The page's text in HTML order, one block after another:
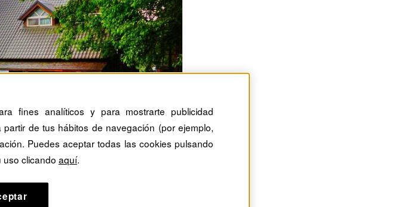
fines analíticos y para mostrarte publicidad
de tus hábitos de navegación (por ejemplo,
Puedes aceptar todas las cookies pulsando
uso clicando aquí.